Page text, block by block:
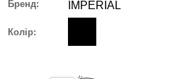
Бренд: IMPERIAL
Колір: